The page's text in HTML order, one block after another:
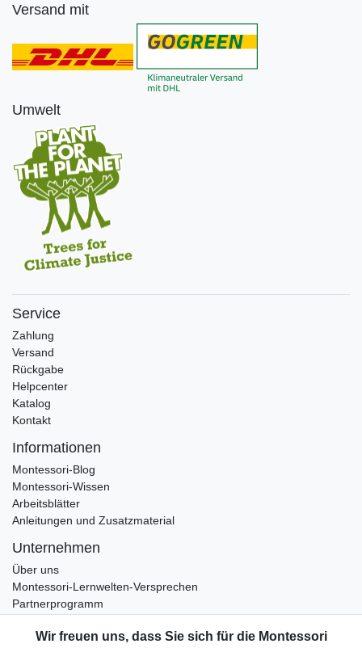
Versand mit
Umwelt
Service
Zahlung
Versand
Rückgabe
Helpcenter
Katalog
Kontakt
Informationen
Montessori-Blog
Montessori-Wissen
Arbeitsblätter
Anleitungen und Zusatzmaterial
Unternehmen
Über uns
Montessori-Lernwelten-Versprechen
Partnerprogramm